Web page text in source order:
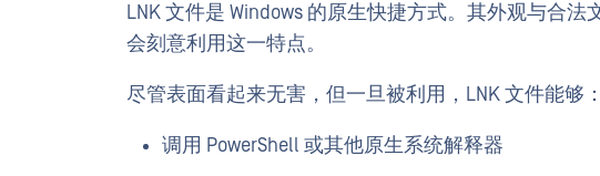
LNK 文件是 Windows 的原生快捷方式。其外观与合
会刻意利用这一特点。
尽管表面看起来无害，但一旦被利用，LNK 文件能够：
调用 PowerShell 或其他原生系统解释器